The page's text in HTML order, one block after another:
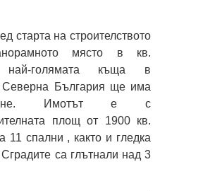
старта на строителството
място в кв.
най-голямата къща в
Северна България ще има
Имотът е с
площ от 1900 кв.
11 спални , както и гледка
Сградите са глътнали над 3